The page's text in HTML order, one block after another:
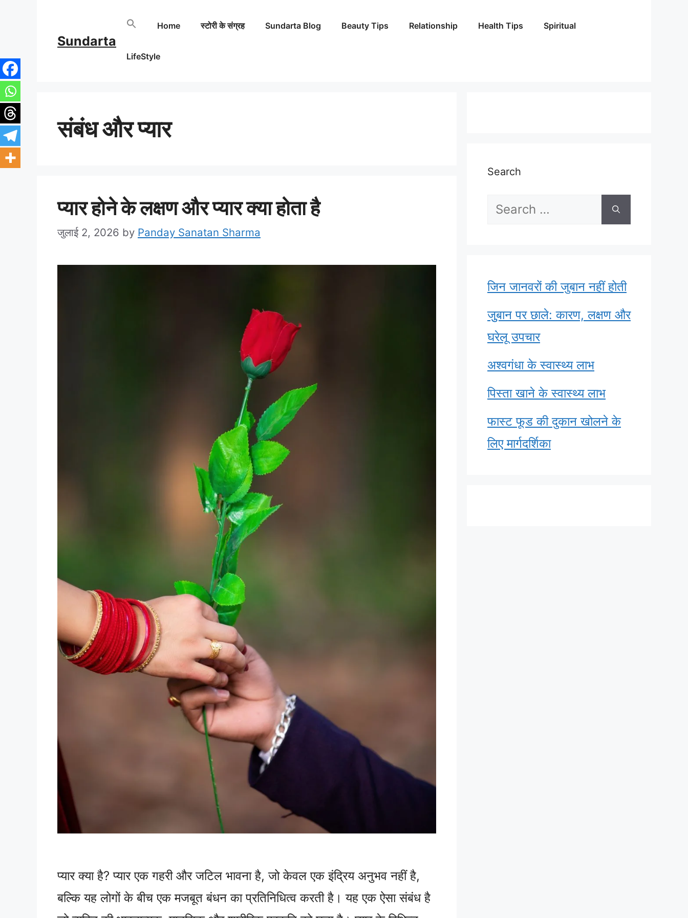
content
Sundarta
Home स्टोरी के संग्रह Sundarta Blog Beauty Tips Relationship Health Tips Spiritual
LifeStyle
संबंध और प्यार
प्यार होने के लक्षण और प्यार क्या होता है
जुलाई 2, 2026 by Panday Sanatan Sharma
प्यार क्या है? प्यार एक गहरी और जटिल भावना है, जो केवल एक इंद्रिय अनुभव नहीं है,
बल्कि यह लोगों के बीच एक मजबूत बंधन का प्रतिनिधित्व करती है। यह एक ऐसा संबंध है
Search
Search
जिन जानवरों की जुबान नहीं होती
जुुबान पर छाले: कारण, लक्षण और
घरेलू उपचार
अश्वगंधा के स्वास्थ्य लाभ
पिस्ता खाने के स्वास्थ्य लाभ
फास्ट फूड की दुकान खोलने के
लिए मार्गदर्शिका